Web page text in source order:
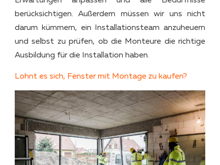
berücksichtigen. Außerdem müssen wir uns nicht
darum kümmern, ein Installationsteam anzuheuern
und selbst zu prüfen, ob die Monteure die richtige
Ausbildung für die Installation haben.
Lohnt es sich, Fenster mit Montage zu kaufen?